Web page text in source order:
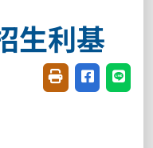
生利基
友善列印(開新視
分享至臉書
分享